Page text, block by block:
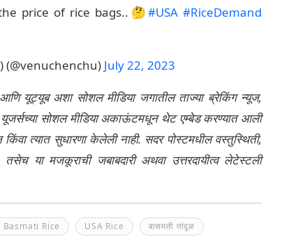
price of rice bags..🤔#USA #RiceDemand
(@venuchenchu) July 22, 2023
यूट्यूब अशा सोशल मीडिया जगातील ताज्या ब्रेकिंग न्यूज,
यूजर्सच्या सोशल मीडिया अकाऊंटमधून थेट एम्बेड करण्यात आली
त्यात सुधारणा केलेली नाही. सदर पोस्टमधील वस्तुस्थिती,
या मजकूराची जबाबदारी अथवा उत्तरदायीत्व लेटेस्टली
Basmati Rice USA Rice बासमती तांदूळ